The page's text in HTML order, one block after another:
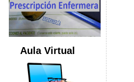
Aula Virtual